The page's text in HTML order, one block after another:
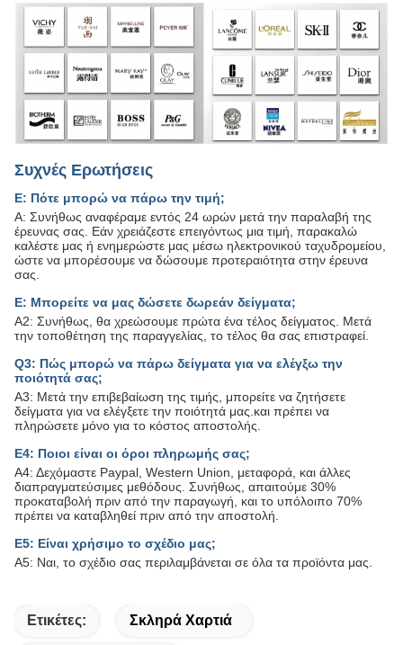
Συχνές Ερωτήσεις
Ε: Πότε μπορώ να πάρω την τιμή;
Α: Συνήθως αναφέραμε εντός 24 ωρών μετά την παραλαβή της
έρευνας σας. Εάν χρειάζεστε επειγόντως μια τιμή, παρακαλώ
καλέστε μας ή ενημερώστε μας μέσω ηλεκτρονικού ταχυδρομείου,
ώστε να μπορέσουμε να δώσουμε προτεραιότητα στην έρευνα
σας.
Ε: Μπορείτε να μας δώσετε δωρεάν δείγματα;
Α2: Συνήθως, θα χρεώσουμε πρώτα ένα τέλος δείγματος. Μετά
την τοποθέτηση της παραγγελίας, το τέλος θα σας επιστραφεί.
Q3: Πώς μπορώ να πάρω δείγματα για να ελέγξω την
ποιότητά σας;
Α3: Μετά την επιβεβαίωση της τιμής, μπορείτε να ζητήσετε
δείγματα για να ελέγξετε την ποιότητά μας.και πρέπει να
πληρώσετε μόνο για το κόστος αποστολής.
Ε4: Ποιοι είναι οι όροι πληρωμής σας;
Α4: Δεχόμαστε Paypal, Western Union, μεταφορά, και άλλες
διαπραγματεύσιμες μεθόδους. Συνήθως, απαιτούμε 30%
προκαταβολή πριν από την παραγωγή, και το υπόλοιπο 70%
πρέπει να καταβληθεί πριν από την αποστολή.
Ε5: Είναι χρήσιμο το σχέδιο μας;
Α5: Ναι, το σχέδιο σας περιλαμβάνεται σε όλα τα προϊόντα μας.
Ετικέτες: Σκληρά Χαρτιά